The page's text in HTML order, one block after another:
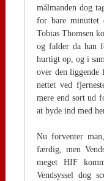
målmanden dog
for bare minuttet
Tobias Thomsen
og falder da han
hurtigt op, og i
over den liggende
nettet ved
mere end sort ud
at byde ind med
Nu forventer
færdig, men
meget HIF
Vendsyssel dog